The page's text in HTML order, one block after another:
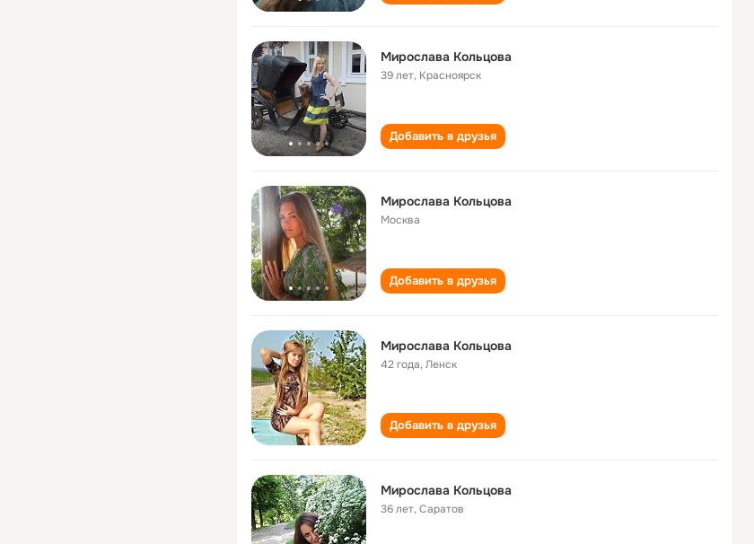
Мирослава Кольцова
39 лет, Красноярск
Добавить в друзья
Мирослава Кольцова
Москва
Добавить в друзья
Мирослава Кольцова
42 года,Ленск
Добавить в друзья
Мирослава Кольцова
36 лет,Саратов